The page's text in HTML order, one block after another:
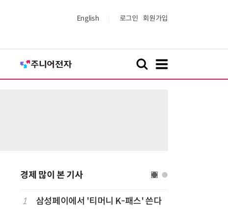
English 로그인 회원가입
경제 많이 본 기사
1 삼성페이에서 '티머니 K-패스' 쓴다